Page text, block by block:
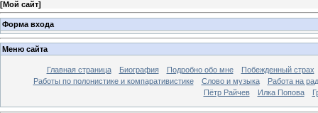
[Мой сайт]
Форма входа
Меню сайта
Главная страница Биография Подробно обо мне
Побежденный страх
Работы по полонистике и компаративистике
Слово и музыка
Работа на
Пётр Райчев
Илка Попова